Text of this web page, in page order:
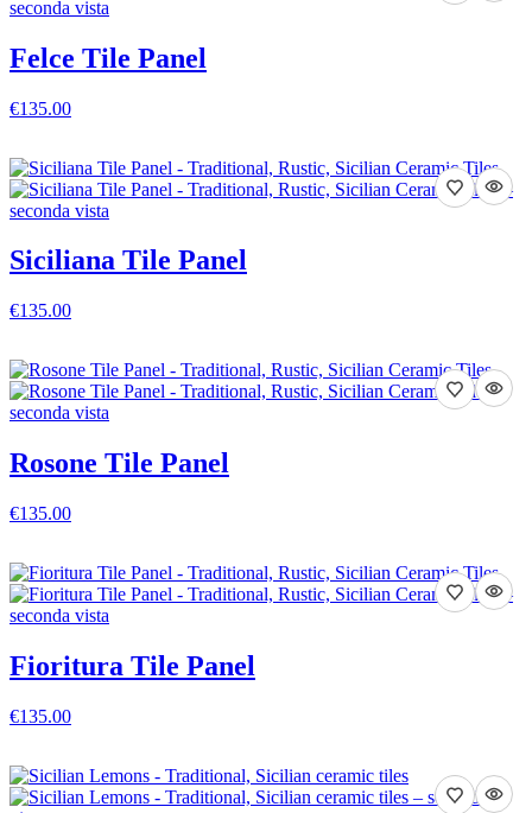
Felce Tile Panel
€135.00
Siciliana Tile Panel
€135.00
Rosone Tile Panel
€135.00
Fioritura Tile Panel
€135.00